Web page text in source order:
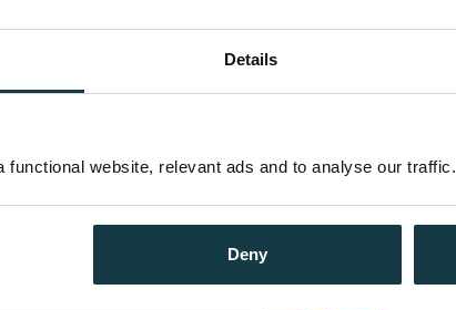
Details
functional website, relevant ads and to analyse our traffic.
Deny